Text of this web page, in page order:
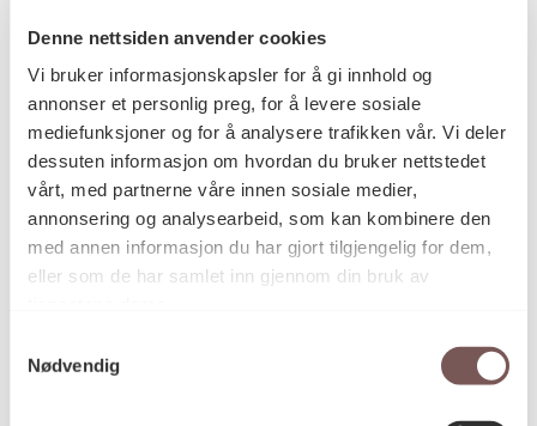
Denne nettsiden anvender cookies
Vi bruker informasjonskapsler for å gi innhold og
annonser et personlig preg, for å levere sosiale
mediefunksjoner og for å analysere trafikken vår. Vi deler
dessuten informasjon om hvordan du bruker nettstedet
vårt, med partnerne våre innen sosiale medier,
annonsering og analysearbeid, som kan kombinere den
med annen informasjon du har gjort tilgjengelig for dem,
eller som de har samlet inn gjennom din bruk av
Nødvendig
Postadresse
Postboks 6994
St. Olavs plass